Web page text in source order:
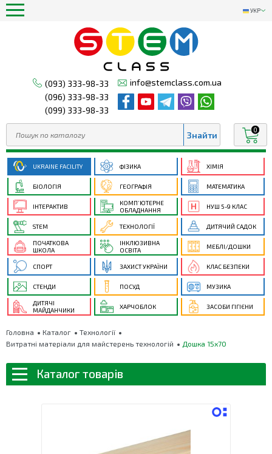
УКР
(093) 333-98-33
(096) 333-98-33
(099) 333-98-33
info@stemclass.com.ua
0
UKRAINE FACILITY ФІЗИКА ХІМІЯ
БІОЛОГІЯ ГЕОГРАФІЯ МАТЕМАТИКА
ІНТЕРАКТИВ
КОМП’ЮТЕРНЕ
ОБЛАДНАННЯ
НУШ 5-9 КЛАС
STEM ТЕХНОЛОГІЇ ДИТЯЧИЙ САДОК
ПОЧАТКОВА
ШКОЛА
ІНКЛЮЗИВНА
ОСВІТА
МЕБЛІ/ДОШКИ
СПОРТ ЗАХИСТ УКРАЇНИ КЛАС БЕЗПЕКИ
СТЕНДИ ПОСУД МУЗИКА
ДИТЯЧІ
МАЙДАНЧИКИ
ХАРЧОБЛОК ЗАСОБИ ГІГІЄНИ
Головна Каталог
Технології
Витратні матеріали для майстерень технологій
Дошка 15х70
Каталог товарів